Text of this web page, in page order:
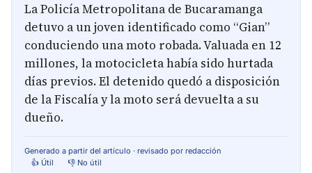
La Policía Metropolitana de Bucaramanga
detuvo a un joven identificado como “Gian”
conduciendo una moto robada. Valuada en 12
millones, la motocicleta había sido hurtada
días previos. El detenido quedó a disposición
de la Fiscalía y la moto será devuelta a su
dueño.
Generado a partir del artículo · revisado por redacción
👍 Útil
👎 No útil